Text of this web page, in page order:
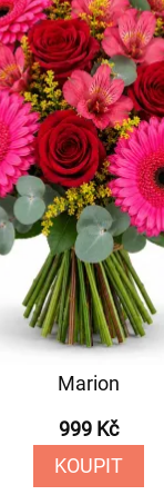
Marion
999 Kč
KOUPIT